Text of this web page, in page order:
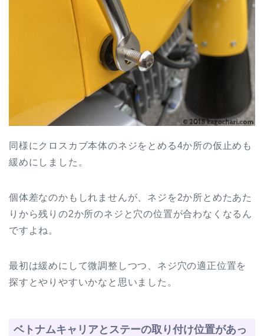
同様にクロスカブ本体のネジをとめる4か所の仮止めも
緩めにしました。
個体差なのかもしれませんが、ネジを2か所とめたあた
りから残りの2か所のネジと穴の位置が合わなくなるん
ですよね。
最初は緩めにして微調整しつつ、ネジ穴の適正位置を
探すとやりやすいかなと思いました。
ベトナムキャリアとステーの取り付け位置があっ